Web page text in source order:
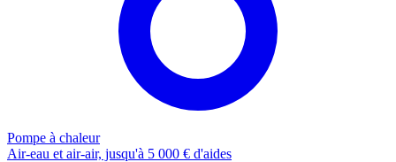
Pompe à chaleur
Air-eau et air-air, jusqu'à 5 000 € d'aides